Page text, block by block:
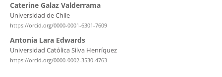
Caterine Galaz Valderrama
Universidad de Chile
https://orcid.org/0000-0001-6301-7609
Antonia Lara Edwards
Universidad Católica Silva Henríquez
https://orcid.org/0000-0002-3530-4763